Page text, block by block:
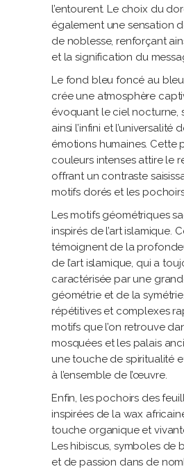
l’entourent. Le choix du
également une sensation
de noblesse, renforçant
et la signification du
Le fond bleu foncé au
crée une atmosphère
évoquant le ciel nocturne,
ainsi l’infini et l’universalité
émotions humaines. Cette
couleurs intenses attire le
offrant un contraste
motifs dorés et les
Les motifs géométriques
inspirés de l’art islamique.
témoignent de la
de l’art islamique, qui a
caractérisée par une
géométrie et de la
répétitives et complexes
motifs que l’on retrouve
mosquées et les palais
une touche de spiritualité
à l’ensemble de l’œuvre.
Enfin, les pochoirs des
inspirées de la wax
touche organique et
Les hibiscus, symboles de
et de passion dans de